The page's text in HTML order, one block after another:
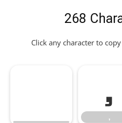
268
Click any character to
,
,